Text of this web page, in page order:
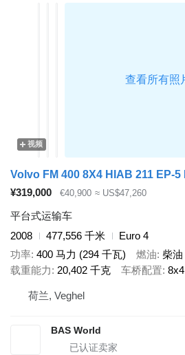
视频
¥319,000 €40,900 ≈ US$47,260
平台式运输车
2008
477,556 千米
Euro 4
功率 400 马力 (294 千瓦) 燃油 柴油
载重能力
20,402 千克 车桥配置 8x4
荷兰, Veghel
BAS World